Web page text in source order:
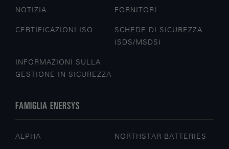
NOTIZIA FORNITORI
CERTIFICAZIONI ISO
SCHEDE DI SICUREZZA
(SDS/MSDS)
INFORMAZIONI SULLA
GESTIONE IN SICUREZZA
FAMIGLIA ENERSYS
ALPHA NORTHSTAR BATTERIES